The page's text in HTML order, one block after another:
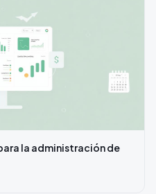
la administración de